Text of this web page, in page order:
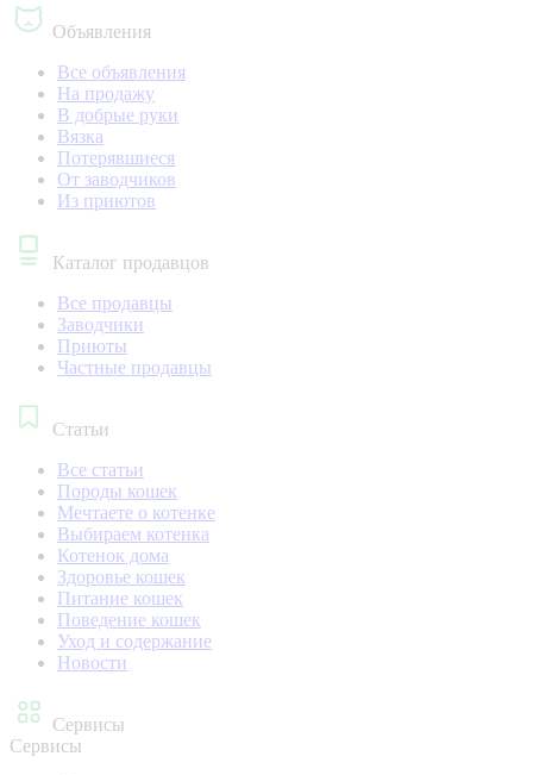
Объявления
Все объявления
На продажу
В добрые руки
Вязка
Потерявшиеся
От заводчиков
Из приютов
Каталог продавцов
Все продавцы
Заводчики
Приюты
Частные продавцы
Статьи
Все статьи
Породы кошек
Мечтаете о котенке
Выбираем котенка
Котенок дома
Здоровье кошек
Питание кошек
Поведение кошек
Уход и содержание
Новости
Сервисы
Сервисы